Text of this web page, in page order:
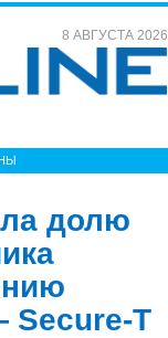
8 АВГУСТА 2026
долю
Secure-T